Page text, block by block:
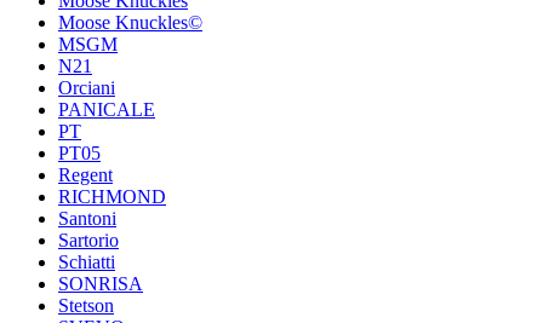
Moose Knuckles©️
MSGM
N21
Orciani
PANICALE
PT
PT05
Regent
RICHMOND
Santoni
Sartorio
Schiatti
SONRISA
Stetson